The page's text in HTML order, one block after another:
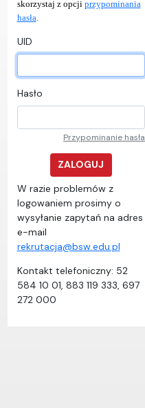
skorzystaj z opcji przypominania
hasła
UID
Hasło
Przypominanie hasła
ZALOGUJ
W razie problemów z
logowaniem prosimy o
wysyłanie zapytań na adres
e-mail
rekrutacja@bsw.edu.pl
Kontakt telefoniczny: 52
584 10 01, 883 119 333, 697
272 000